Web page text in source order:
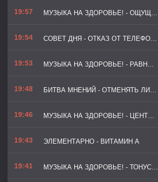
19:57 МУЗЫКА НА ЗДОРОВЬЕ! - ОЩУЩЕНИЕ ЛЕГКОСТИ
19:54 СОВЕТ ДНЯ - ОТКАЗ ОТ ТЕЛЕФОНА ПЕРЕД СНОМ УЛУЧШАЕТ СОН
19:53 МУЗЫКА НА ЗДОРОВЬЕ! - РАВНОВЕСИЕ
19:48 БИТВА МНЕНИЙ - ОТМЕНЯТЬ ЛИ АНТИДЕПРЕССАНТЫ?
19:46 МУЗЫКА НА ЗДОРОВЬЕ! - ЦЕНТР СПОКОЙСТВИЯ
19:43 ЭЛЕМЕНТАРНО - ВИТАМИН А
19:41 МУЗЫКА НА ЗДОРОВЬЕ! - ТОНУС ДНЯ